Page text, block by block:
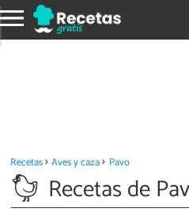
Recetas Aves y caza Pavo
Recetas de